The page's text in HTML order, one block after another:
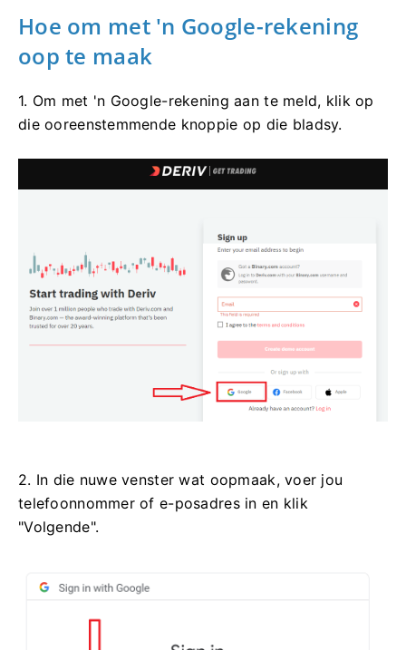
Hoe om met 'n Google-rekening
oop te maak
1. Om met 'n Google-rekening aan te meld, klik op
die ooreenstemmende knoppie op die bladsy.
2. In die nuwe venster wat oopmaak, voer jou
telefoonnommer of e-posadres in en klik
"Volgende".